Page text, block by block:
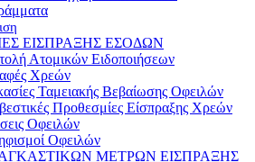
ΕΙΣΠΡΑΞΗΣ ΕΣΟΔΩΝ
Ατομικών Ειδοποιήσεων
Χρεών
Ταμειακής Βεβαίωσης Οφειλών
Προθεσμίες Είσπραξης Χρεών
Οφειλών
Οφειλών
ΜΕΤΡΩΝ ΕΙΣΠΡΑΞΗΣ